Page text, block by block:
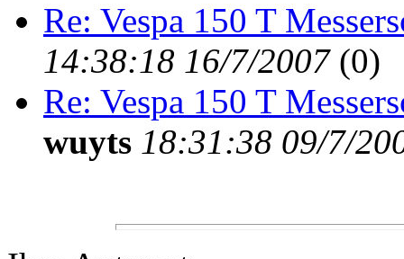
Re: Vespa 150 T
14:38:18 16/7/2007(0)
Re: Vespa 150 T
wuyts 18:31:38 09/7/